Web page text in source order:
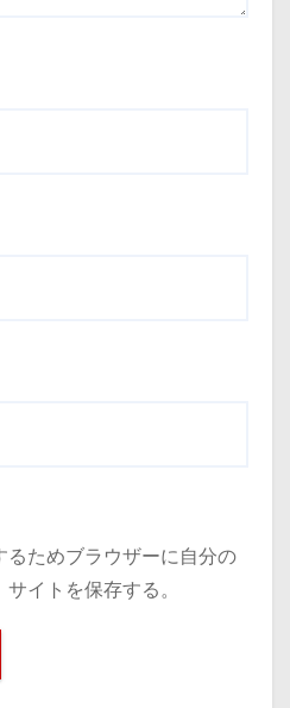
ためブラウザーに自分の
イトを保存する。